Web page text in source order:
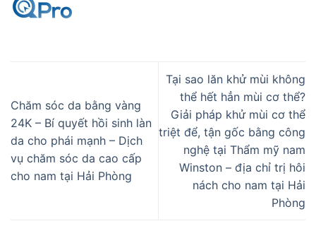
Chăm sóc da bằng vàng
24K – Bí quyết hồi sinh làn
da cho phái mạnh – Dịch
vụ chăm sóc da cao cấp
cho nam tại Hải Phòng
Tại sao lăn khử mùi không
thể hết hẳn mùi cơ thể?
Giải pháp khử mùi cơ thể
triệt để, tận gốc bằng công
nghệ tại Thẩm mỹ nam
Winston – địa chỉ trị hôi
nách cho nam tại Hải
Phòng